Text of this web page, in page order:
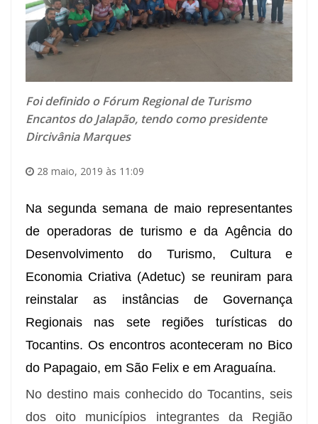
Foi definido o Fórum Regional de Turismo
Encantos do Jalapão, tendo como presidente
Dircivânia Marques
28 maio, 2019 às 11:09
Na segunda semana de maio representantes
de operadoras de turismo e da Agência do
Desenvolvimento do Turismo, Cultura e
Economia Criativa (Adetuc) se reuniram para
reinstalar as instâncias de Governança
Regionais nas sete regiões turísticas do
Tocantins. Os encontros aconteceram no Bico
do Papagaio, em São Felix e em Araguaína.
No destino mais conhecido do Tocantins, seis
dos oito municípios integrantes da Região